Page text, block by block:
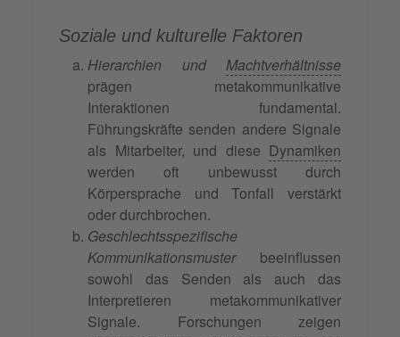
Soziale und kulturelle Faktoren
Hierarchien und Machtverhältnisse
prägen metakommunikative
Interaktionen fundamental.
Führungskräfte senden andere Signale
als Mitarbeiter, und diese Dynamiken
werden oft unbewusst durch
Körpersprache und Tonfall verstärkt
oder durchbrochen.
Geschlechtsspezifische
Kommunikationsmusterbeeinflussen
sowohl das Senden als auch das
Interpretieren metakommunikativer
Signale. Forschungen zeigen